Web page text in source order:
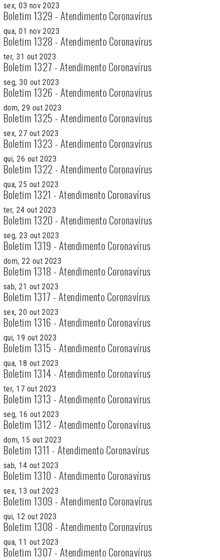
sex, 03 nov 2023
Boletim 1329 - Atendimento Coronavírus
qua, 01 nov 2023
Boletim 1328 - Atendimento Coronavírus
ter, 31 out 2023
Boletim 1327 - Atendimento Coronavírus
seg, 30 out 2023
Boletim 1326 - Atendimento Coronavírus
dom, 29 out 2023
Boletim 1325 - Atendimento Coronavírus
sex, 27 out 2023
Boletim 1323 - Atendimento Coronavírus
qui, 26 out 2023
Boletim 1322 - Atendimento Coronavírus
qua, 25 out 2023
Boletim 1321 - Atendimento Coronavírus
ter, 24 out 2023
Boletim 1320 - Atendimento Coronavírus
seg, 23 out 2023
Boletim 1319 - Atendimento Coronavírus
dom, 22 out 2023
Boletim 1318 - Atendimento Coronavírus
sab, 21 out 2023
Boletim 1317 - Atendimento Coronavírus
sex, 20 out 2023
Boletim 1316 - Atendimento Coronavírus
qui, 19 out 2023
Boletim 1315 - Atendimento Coronavírus
qua, 18 out 2023
Boletim 1314 - Atendimento Coronavírus
ter, 17 out 2023
Boletim 1313 - Atendimento Coronavírus
seg, 16 out 2023
Boletim 1312 - Atendimento Coronavírus
dom, 15 out 2023
Boletim 1311 - Atendimento Coronavírus
sab, 14 out 2023
Boletim 1310 - Atendimento Coronavírus
sex, 13 out 2023
Boletim 1309 - Atendimento Coronavírus
qui, 12 out 2023
Boletim 1308 - Atendimento Coronavírus
qua, 11 out 2023
Boletim 1307 - Atendimento Coronavírus